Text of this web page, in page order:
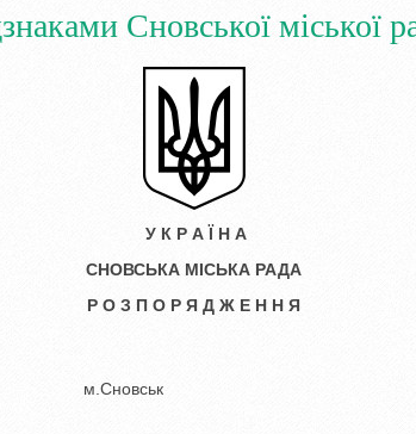
Сновської міської
У К Р А Ї Н А
СНОВСЬКА МІСЬКА РАДА
Р О З П О Р Я Д Ж Е Н Н Я
м.Сновськ